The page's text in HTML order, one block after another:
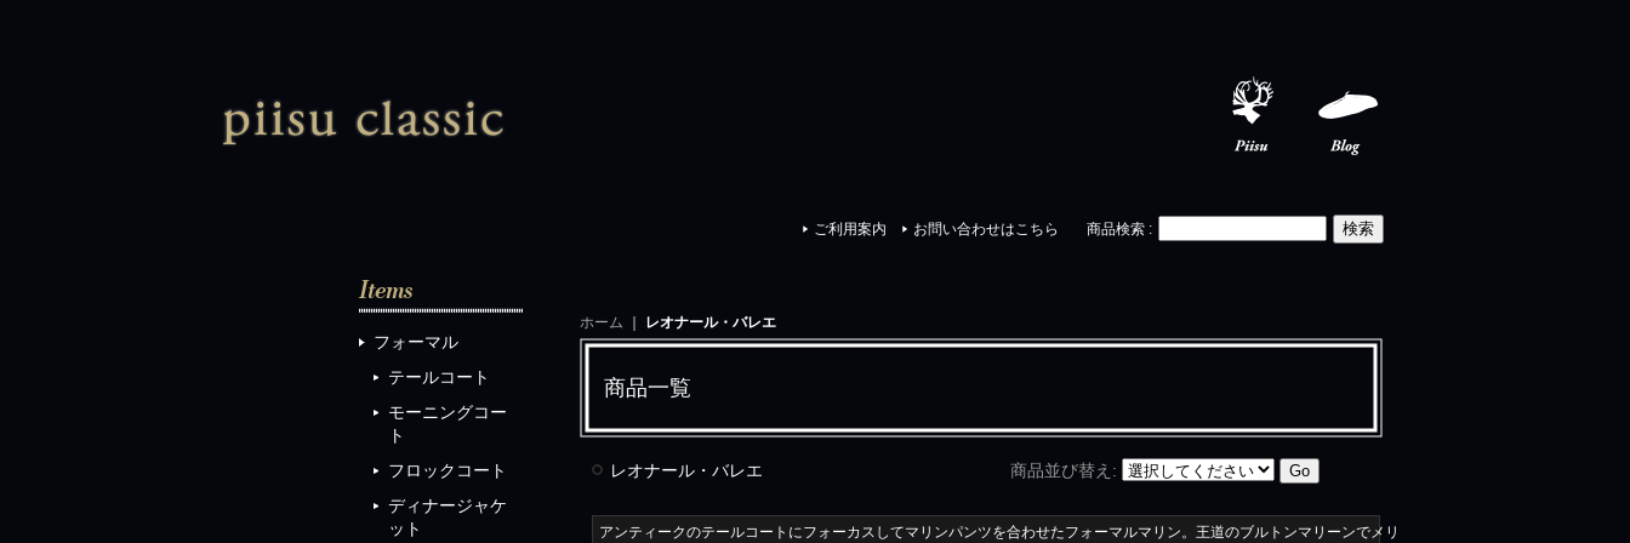
ご利用案内 お問い合わせはこちら 商品検索 :
フォーマル
テールコート
モーニングコー
ト
フロックコート
ディナージャケ
ット
ホーム レオナール・バレエ
商品一覧
レオナール・バレエ 商品並び替え :
アンティークのテールコートにフォーカスしてマリンパンツを合わせたフォーマルマリン。王道のブルトンマリーンでメリ